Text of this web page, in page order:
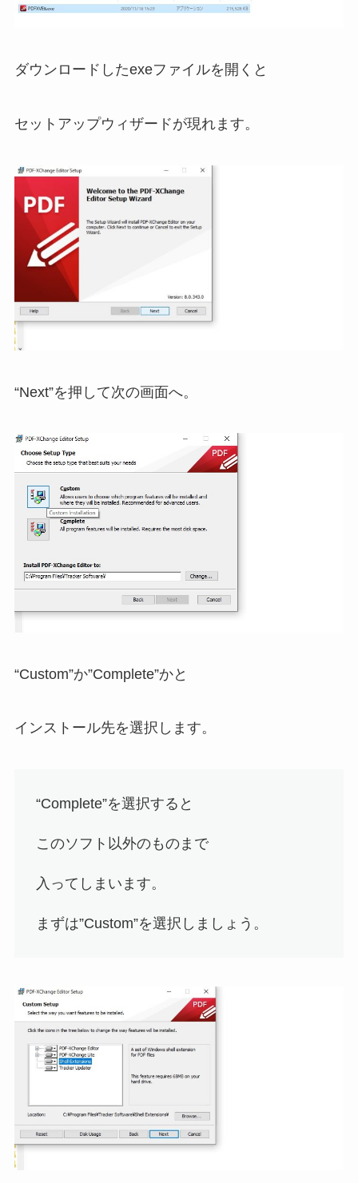
ダウンロードしたexeファイルを開くと
セットアップウィザードが現れます。
“Next”を押して次の画面へ。
“Custom”か”Complete”かと
インストール先を選択します。
“Complete”を選択すると
このソフト以外のものまで
入ってしまいます。
まずは”Custom”を選択しましょう。